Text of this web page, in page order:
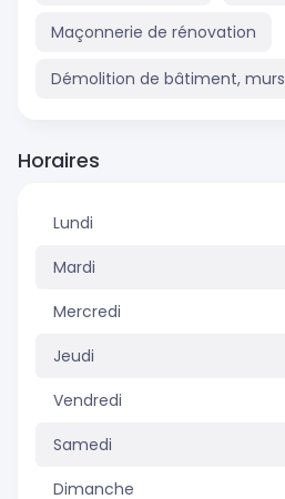
Maçonnerie de rénovation
Démolition de bâtiment, murs
Horaires
Lundi
Mardi
Mercredi
Jeudi
Vendredi
Samedi
Dimanche